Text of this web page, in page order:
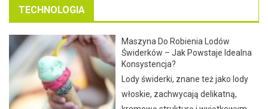
TECHNOLOGIA
Maszyna Do Robienia Lodów
Świderków – Jak Powstaje Idealna
Konsystencja?
Lody świderki, znane też jako lody
włoskie, zachwycają delikatną,